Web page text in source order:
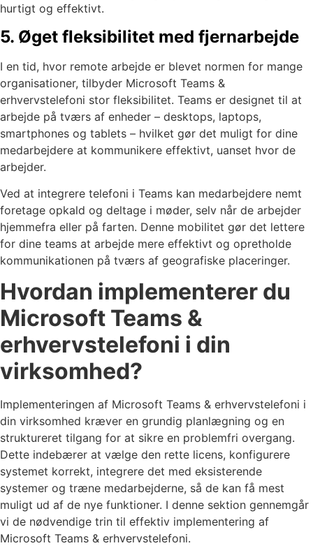
hurtigt og effektivt.
5. Øget fleksibilitet med fjernarbejde
I en tid, hvor remote arbejde er blevet normen for mange
organisationer, tilbyder Microsoft Teams &
erhvervstelefoni stor fleksibilitet. Teams er designet til at
arbejde på tværs af enheder – desktops, laptops,
smartphones og tablets – hvilket gør det muligt for dine
medarbejdere at kommunikere effektivt, uanset hvor de
arbejder.
Ved at integrere telefoni i Teams kan medarbejdere nemt
foretage opkald og deltage i møder, selv når de arbejder
hjemmefra eller på farten. Denne mobilitet gør det lettere
for dine teams at arbejde mere effektivt og opretholde
kommunikationen på tværs af geografiske placeringer.
Hvordan implementerer du
Microsoft Teams &
erhvervstelefoni i din
virksomhed?
Implementeringen af Microsoft Teams & erhvervstelefoni i
din virksomhed kræver en grundig planlægning og en
struktureret tilgang for at sikre en problemfri overgang.
Dette indebærer at vælge den rette licens, konfigurere
systemet korrekt, integrere det med eksisterende
systemer og træne medarbejderne, så de kan få mest
muligt ud af de nye funktioner. I denne sektion gennemgår
vi de nødvendige trin til effektiv implementering af
Microsoft Teams & erhvervstelefoni.